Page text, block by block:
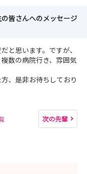
皆さんへのメッセージ
と思います。ですが、
数の病院行き、雰囲気
、是非お待ちしており
次の先輩